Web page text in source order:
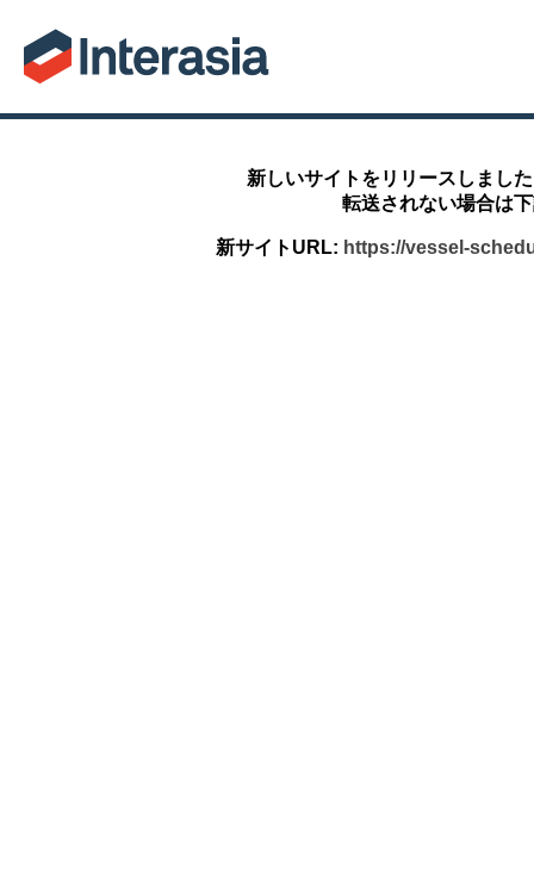
新しいサイトをリリースしまし
転送されない場合は
新サイトURL: https://vessel-